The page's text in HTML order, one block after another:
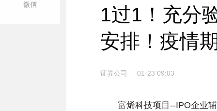
微信
1过1！充分
安排！疫情
证券公司 01-23 09:03
富烯科技项目--IPO企业辅